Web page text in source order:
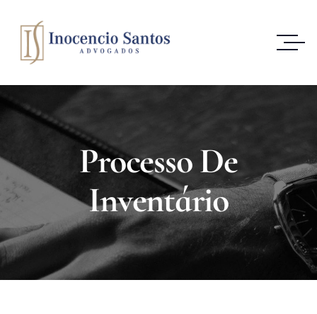
Processo De
Inventário